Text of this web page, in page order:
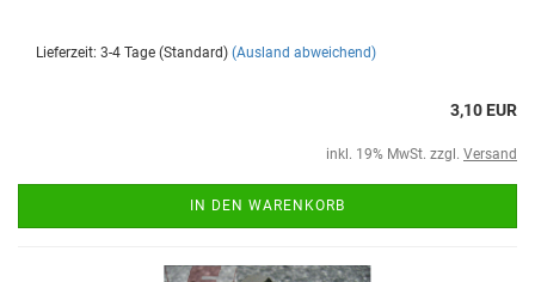
Lieferzeit: 3-4 Tage (Standard) (Ausland abweichend)
3,10 EUR
inkl. 19% MwSt. zzgl. Versand
IN DEN WARENKORB